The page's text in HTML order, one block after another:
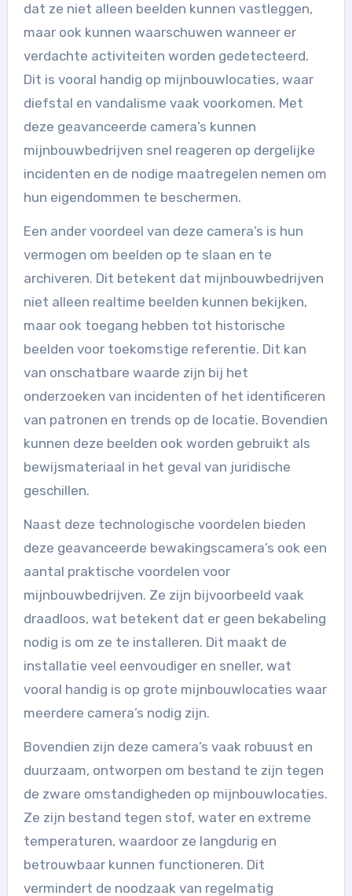
dat ze niet alleen beelden kunnen vastleggen,
maar ook kunnen waarschuwen wanneer er
verdachte activiteiten worden gedetecteerd.
Dit is vooral handig op mijnbouwlocaties, waar
diefstal en vandalisme vaak voorkomen. Met
deze geavanceerde camera’s kunnen
mijnbouwbedrijven snel reageren op dergelijke
incidenten en de nodige maatregelen nemen om
hun eigendommen te beschermen.
Een ander voordeel van deze camera’s is hun
vermogen om beelden op te slaan en te
archiveren. Dit betekent dat mijnbouwbedrijven
niet alleen realtime beelden kunnen bekijken,
maar ook toegang hebben tot historische
beelden voor toekomstige referentie. Dit kan
van onschatbare waarde zijn bij het
onderzoeken van incidenten of het identificeren
van patronen en trends op de locatie. Bovendien
kunnen deze beelden ook worden gebruikt als
bewijsmateriaal in het geval van juridische
geschillen.
Naast deze technologische voordelen bieden
deze geavanceerde bewakingscamera’s ook een
aantal praktische voordelen voor
mijnbouwbedrijven. Ze zijn bijvoorbeeld vaak
draadloos, wat betekent dat er geen bekabeling
nodig is om ze te installeren. Dit maakt de
installatie veel eenvoudiger en sneller, wat
vooral handig is op grote mijnbouwlocaties waar
meerdere camera’s nodig zijn.
Bovendien zijn deze camera’s vaak robuust en
duurzaam, ontworpen om bestand te zijn tegen
de zware omstandigheden op mijnbouwlocaties.
Ze zijn bestand tegen stof, water en extreme
temperaturen, waardoor ze langdurig en
betrouwbaar kunnen functioneren. Dit
vermindert de noodzaak van regelmatig